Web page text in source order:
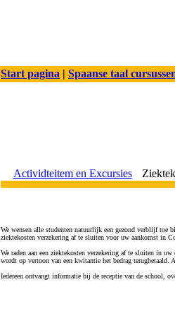
Start pagina | Spaanse taal
Actividteitem en Excursies
We wensen alle studenten natuurlijk een gezond verblijf toe
ziektekosten verzekering af te sluiten voor uw aankomst in
We raden aan een ziektekosten verzekering af te sluiten in
wordt op vertoon van een kwitantie het bedrag
Iedereen ontvangt informatie bij de receptie van de school,